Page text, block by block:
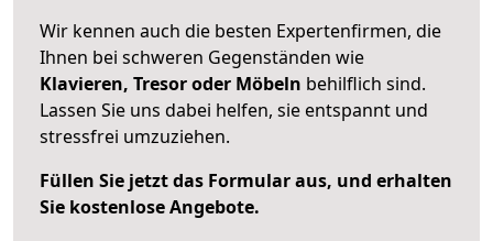
Wir kennen auch die besten Expertenfirmen, die
Ihnen bei schweren Gegenständen wie
Klavieren, Tresor oder Möbeln behilflich sind.
Lassen Sie uns dabei helfen, sie entspannt und
stressfrei umzuziehen.
Füllen Sie jetzt das Formular aus, und erhalten
Sie kostenlose Angebote.